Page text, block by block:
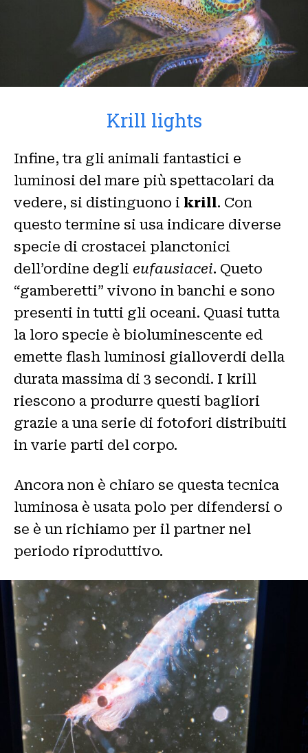
Krill lights
Infine, tra gli animali fantastici e
luminosi del mare più spettacolari da
vedere, si distinguono i krill. Con
questo termine si usa indicare diverse
specie di crostacei planctonici
dell’ordine degli eufausiacei. Queto
“gamberetti” vivono in banchi e sono
presenti in tutti gli oceani. Quasi tutta
la loro specie è bioluminescente ed
emette flash luminosi gialloverdi della
durata massima di 3 secondi. I krill
riescono a produrre questi bagliori
grazie a una serie di fotofori distribuiti
in varie parti del corpo.
Ancora non è chiaro se questa tecnica
luminosa è usata polo per difendersi o
se è un richiamo per il partner nel
periodo riproduttivo.